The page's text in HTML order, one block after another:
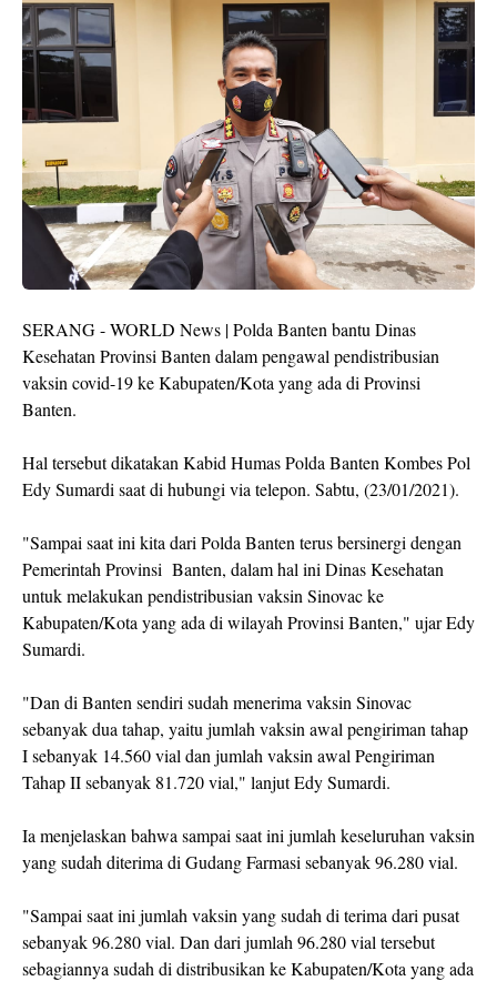
SERANG - WORLD News | Polda Banten bantu Dinas
Kesehatan Provinsi Banten dalam pengawal pendistribusian
vaksin covid-19 ke Kabupaten/Kota yang ada di Provinsi
Banten.
Hal tersebut dikatakan Kabid Humas Polda Banten Kombes Pol
Edy Sumardi saat di hubungi via telepon. Sabtu, (23/01/2021).
"Sampai saat ini kita dari Polda Banten terus bersinergi dengan
Pemerintah Provinsi Banten, dalam hal ini Dinas Kesehatan
untuk melakukan pendistribusian vaksin Sinovac ke
Kabupaten/Kota yang ada di wilayah Provinsi Banten," ujar Edy
Sumardi.
"Dan di Banten sendiri sudah menerima vaksin Sinovac
sebanyak dua tahap, yaitu jumlah vaksin awal pengiriman tahap
I sebanyak 14.560 vial dan jumlah vaksin awal Pengiriman
Tahap II sebanyak 81.720 vial," lanjut Edy Sumardi.
Ia menjelaskan bahwa sampai saat ini jumlah keseluruhan vaksin
yang sudah diterima di Gudang Farmasi sebanyak 96.280 vial.
"Sampai saat ini jumlah vaksin yang sudah di terima dari pusat
sebanyak 96.280 vial. Dan dari jumlah 96.280 vial tersebut
sebagiannya sudah di distribusikan ke Kabupaten/Kota yang ada